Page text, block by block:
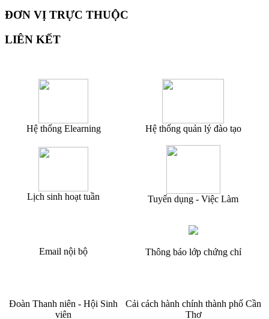
ĐƠN VỊ TRỰC THUỘC
LIÊN KẾT
Hệ thống Elearning Hệ thống quản lý đào tạo
Lịch sinh hoạt tuần Tuyển dụng - Việc Làm
Email nội bộ Thông báo lớp chứng chỉ
Đoàn Thanh niên - Hội Sinh
viên
Cải cách hành chính thành phố Cần
Thơ